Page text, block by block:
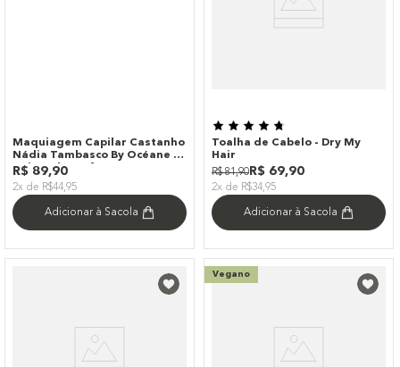
Maquiagem Capilar Castanho
Nádia Tambasco By Océane -
Hair Makeup 4g
R$ 89,90
2x de R$44,95
Adicionar à Sacola
Toalha de Cabelo - Dry My
Hair
R$ 81,90R$ 69,90
2x de R$34,95
Adicionar à Sacola
Vegano